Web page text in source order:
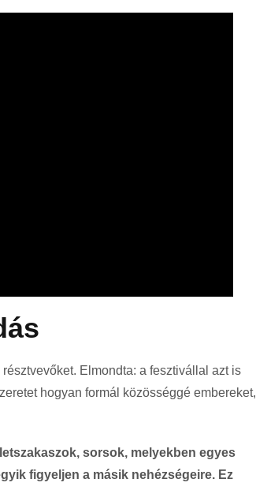
Elmondta: a fesztivállal azt is
hogyan formál közösséggé embereket,
sorsok, melyekben egyes
figyeljen a másik nehézségeire. Ez